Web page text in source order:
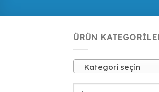
ÜRÜN
Kategori seçin